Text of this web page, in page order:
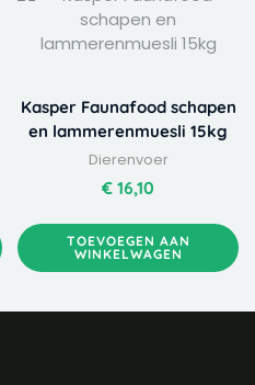
Kasper Faunafood schapen
en lammerenmuesli 15kg
Dierenvoer
€ 16,10
TOEVOEGEN AAN
WINKELWAGEN